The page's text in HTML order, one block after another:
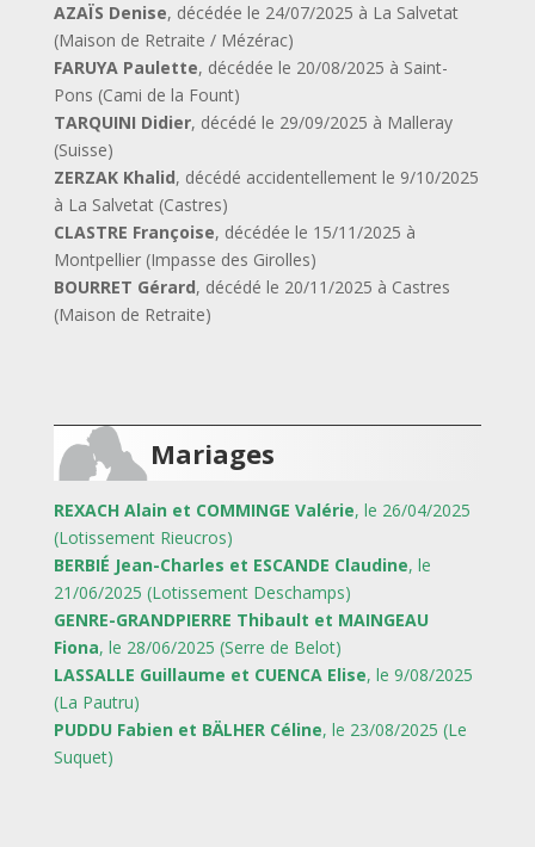
AZAÏS Denise, décédée le 24/07/2025 à La Salvetat
(Maison de Retraite / Mézérac)
FARUYA Paulette, décédée le 20/08/2025 à Saint-
Pons (Cami de la Fount)
TARQUINI Didier, décédé le 29/09/2025 à Malleray
(Suisse)
ZERZAK Khalid, décédé accidentellement le 9/10/2025
à La Salvetat (Castres)
CLASTRE Françoise, décédée le 15/11/2025 à
Montpellier (Impasse des Girolles)
BOURRET Gérard, décédé le 20/11/2025 à Castres
(Maison de Retraite)
Mariages
REXACH Alain et COMMINGE Valérie, le 26/04/2025
(Lotissement Rieucros)
BERBIÉ Jean-Charles et ESCANDE Claudine, le
21/06/2025 (Lotissement Deschamps)
GENRE-GRANDPIERRE Thibault et MAINGEAU
Fiona, le 28/06/2025 (Serre de Belot)
LASSALLE Guillaume et CUENCA Elise, le 9/08/2025
(La Pautru)
PUDDU Fabien et BÄLHER Céline, le 23/08/2025 (Le
Suquet)